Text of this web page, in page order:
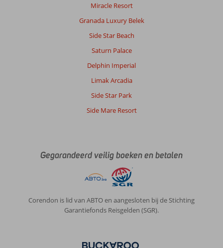
Miracle Resort
Granada Luxury Belek
Side Star Beach
Saturn Palace
Delphin Imperial
Limak Arcadia
Side Star Park
Side Mare Resort
Gegarandeerd veilig boeken en betalen
Corendon is lid van ABTO en aangesloten bij de Stichting
Garantiefonds Reisgelden (SGR).